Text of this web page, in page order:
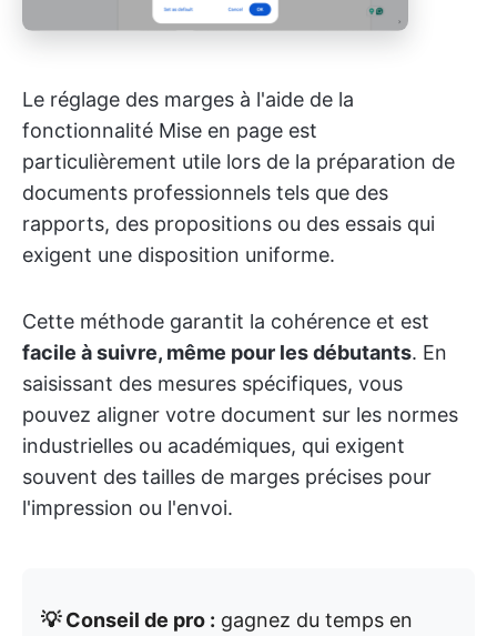
Le réglage des marges à l'aide de la
fonctionnalité Mise en page est
particulièrement utile lors de la préparation de
documents professionnels tels que des
rapports, des propositions ou des essais qui
exigent une disposition uniforme.
Cette méthode garantit la cohérence et est
facile à suivre, même pour les débutants. En
saisissant des mesures spécifiques, vous
pouvez aligner votre document sur les normes
industrielles ou académiques, qui exigent
souvent des tailles de marges précises pour
l'impression ou l'envoi.
💡 Conseil de pro : gagnez du temps en